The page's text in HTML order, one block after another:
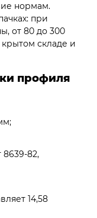
нормам.
при
от 80 до 300
складе и
профиля
8639-82,
14,58